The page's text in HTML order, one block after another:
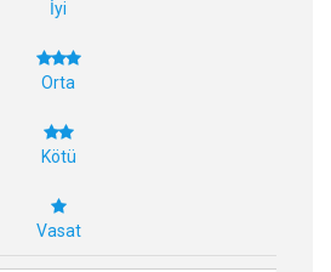
İyi
Orta
Kötü
Vasat